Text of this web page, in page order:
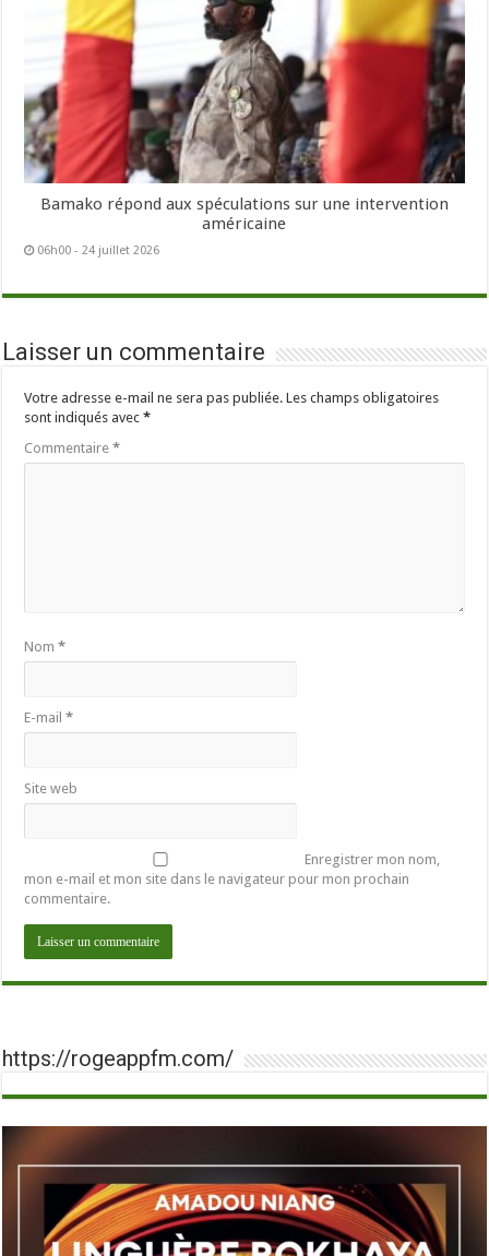
Bamako répond aux spéculations sur une intervention
américaine
06h00 - 24 juillet 2026
Laisser un commentaire
Votre adresse e-mail ne sera pas publiée. Les champs obligatoires
sont indiqués avec*
Commentaire*
Nom*
E-mail*
Site web
Enregistrer mon nom,
mon e-mail et mon site dans le navigateur pour mon prochain
commentaire.
https://rogeappfm.com/